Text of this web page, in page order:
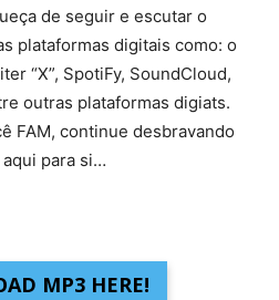
de seguir e escutar o
plataformas digitais como: o
“X”, SpotiFy, SoundCloud,
outras plataformas digiats.
FAM, continue desbravando
para si…
MP3 HERE!